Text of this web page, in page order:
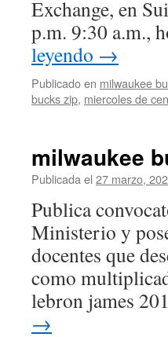
Exchange, en
p.m. 9:30 a.m.,
leyendo →
Publicado en milwaukee
bucks zip, miercoles de
milwaukee
Publicada el 27 marzo,
Publica
Ministerio y
docentes que
como
lebron james
→